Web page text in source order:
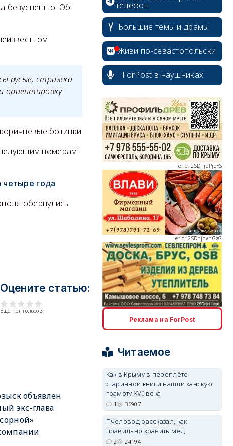
безуспешно. Об
русые, стрижка
ориентировку
ботинки.
номерам:
года
обернулись
Оцените статью:
Еще нет голосов
объявлен
экс-глава
телефон
Большие темы и драмы
Живи по-севастопольски
ForPost в наушниках
erid: 2SDnjdPjgYS
erid: 2SDnjdvhGXG
erid: 2SDnjcLUypt
erid: 2SDnjcrDNw6
Реклама на ForPost
Читаемое
Как в Крыму в переплёте
старинной книги нашли ханскую
грамоту XVI века
1 36907
Пчеловод рассказал, как
правильно хранить мёд
2 24194